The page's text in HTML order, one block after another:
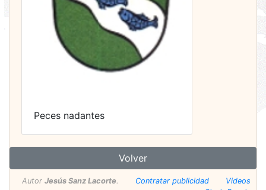
Peces nadantes
Volver
Autor Jesús Sanz Lacorte. Contratar publicidad
Videos